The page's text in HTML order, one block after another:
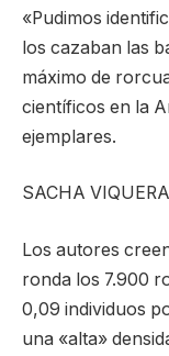
«Pudimos
los cazaban las
máximo de
científicos en la
ejemplares.
SACHA
Los autores
ronda los 7.900
0,09 individuos
una «alta»